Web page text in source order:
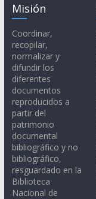
Misión
Coordinar,
recopilar,
normalizar y
difundir los
diferentes
documentos
reproducidos a
partir del
patrimonio
documental
bibliográfico y no
bibliográfico,
resguardado en la
Biblioteca
Nacional de